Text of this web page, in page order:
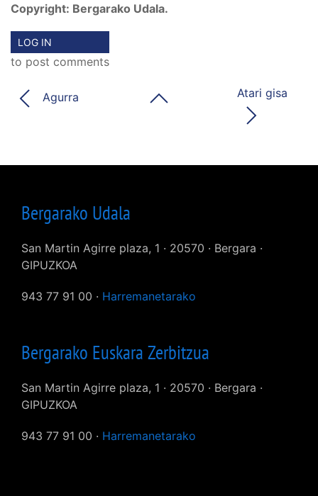
Copyright: Bergarako Udala.
LOG IN
to post comments
Agurra Atari gisa
Bergarako Udala
San Martin Agirre plaza, 1 · 20570 · Bergara ·
GIPUZKOA
943 77 91 00 · Harremanetarako
Bergarako Euskara Zerbitzua
San Martin Agirre plaza, 1 · 20570 · Bergara ·
GIPUZKOA
943 77 91 00 · Harremanetarako